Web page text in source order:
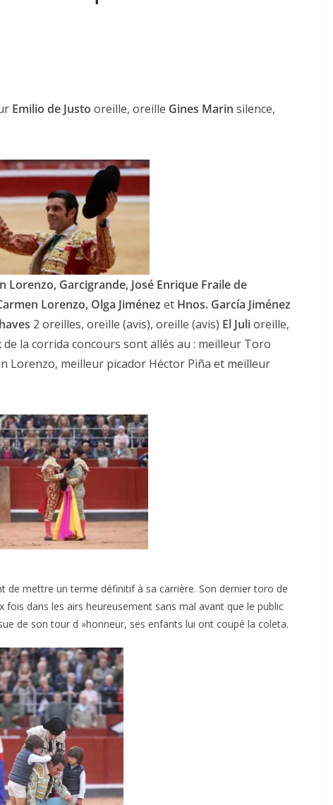
Emilio de Justo oreille, oreille Gines Marin silence,
Lorenzo, Garcigrande, José Enrique Fraile de
Lorenzo, Olga Jiménez et Hnos. García Jiménez
2 oreilles, oreille (avis), oreille (avis) El Julioreille,
la corrida concours sont allés au : meilleur Toro
Lorenzo, meilleur picador Héctor Piña et meilleur
de mettre un terme définitif à sa carrière. Son dernier toro de
fois dans les airs heureusement sans mal avant que le public
de son tour d »honneur, ses enfants lui ont coupé la coleta.
ACTUALITÉS TAURINES
CHRONIQUES TAURINES 2026
ultimes émotions